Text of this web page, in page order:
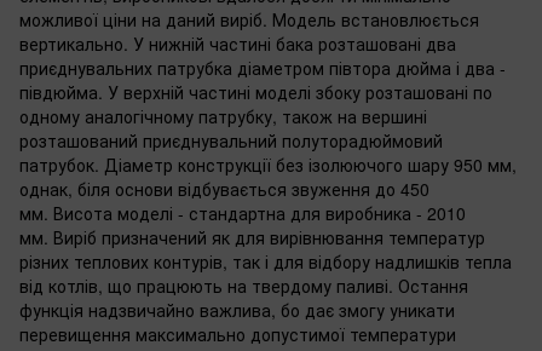
можливої ​​ціни на даний виріб. Модель встановлюється
вертикально. У нижній частині бака розташовані два
приєднувальних патрубка діаметром півтора дюйма і два -
півдюйма. У верхній частині моделі збоку розташовані по
одному аналогічному патрубку, також на вершині
розташований приєднувальний полуторадюймовий
патрубок. Діаметр конструкції без ізолюючого шару 950 мм,
однак, біля основи відбувається звуження до 450
мм. Висота моделі - стандартна для виробника - 2010
мм. Виріб призначений як для вирівнювання температур
різних теплових контурів, так і для відбору надлишків тепла
від котлів, що працюють на твердому паливі. Остання
функція надзвичайно важлива, бо дає змогу уникати
перевищення максимально допустимої температури